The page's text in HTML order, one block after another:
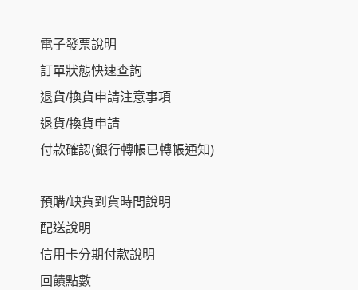
電子發票說明
訂單狀態快速查詢
退貨/換貨申請注意事項
退貨/換貨申請
付款確認(銀行轉帳已轉帳通知)
預購/缺貨到貨時間說明
配送說明
信用卡分期付款說明
回饋點數